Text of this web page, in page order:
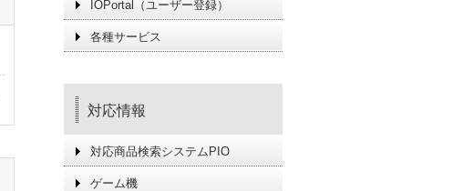
IOPortal（ユーザー登録）
各種サービス
対応情報
対応商品検索システムPIO
ゲーム機